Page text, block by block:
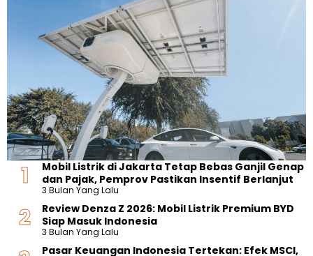
Mobil Listrik di Jakarta Tetap Bebas Ganjil Genap
dan Pajak, Pemprov Pastikan Insentif Berlanjut
3 Bulan Yang Lalu
Review Denza Z 2026: Mobil Listrik Premium BYD
Siap Masuk Indonesia
3 Bulan Yang Lalu
Pasar Keuangan Indonesia Tertekan: Efek MSCI,